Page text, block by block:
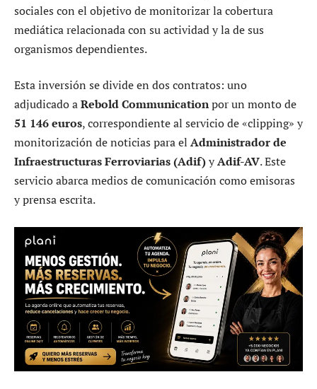
sociales con el objetivo de monitorizar la cobertura
mediática relacionada con su actividad y la de sus
organismos dependientes.
Esta inversión se divide en dos contratos: uno
adjudicado aRebold Communicationpor un monto de
51 146 euros, correspondiente al servicio de «clipping» y
monitorización de noticias para el Administrador de
Infraestructuras Ferroviarias (Adif)yAdif-AV. Este
servicio abarca medios de comunicación como emisoras
y prensa escrita.